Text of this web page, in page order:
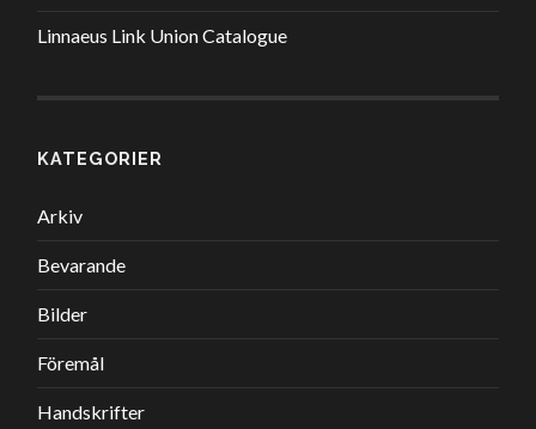
Linnaeus Link Union Catalogue
KATEGORIER
Arkiv
Bevarande
Bilder
Föremål
Handskrifter